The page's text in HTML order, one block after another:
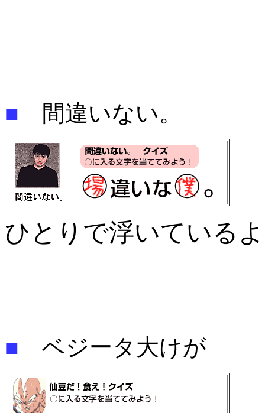
■ 間違いない。
ひとりで浮いている
■ ベジータ大けが